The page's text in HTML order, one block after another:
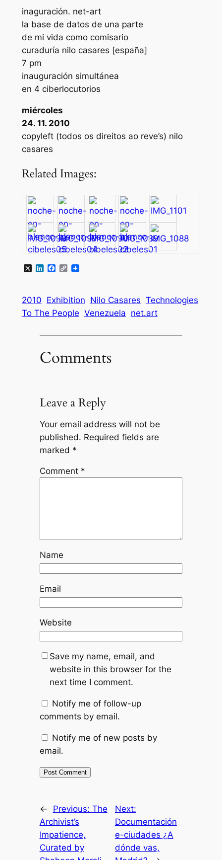
inaguración. net-art
la base de datos de una parte
de mi vida como comisario
curaduría nilo casares [españa]
7 pm
inauguración simultánea
en 4 ciberlocutorios
miércoles
24. 11. 2010
copyleft (todos os direitos ao reve’s) nilo
casares
Related Images:
X LinkedIn
Facebook
Copy
2010 Exhibition Nilo Casares Technologies
To The People Venezuela net.art
Comments
Leave a Reply
Your email address will not be
published. Required fields are
marked *
Comment *
Name
Email
Website
Save my name, email, and
website in this browser for the
next time I comment.
Notify me of follow-up
comments by email.
Notify me of new posts by
email.
← Previous: The
Archivist’s
Impatience,
Curated by
Next:
Documentación
e-ciudades ¿A
dónde vas,